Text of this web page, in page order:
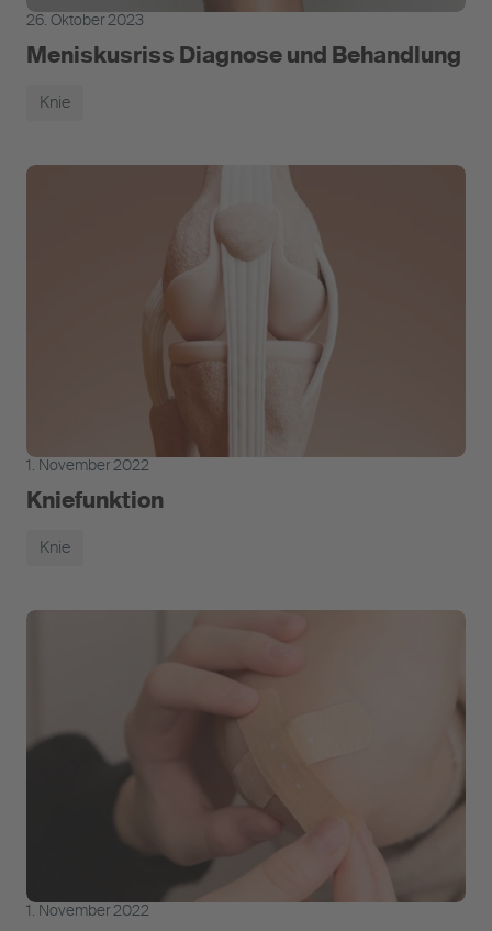
26. Oktober 2023
Meniskusriss Diagnose und Behandlung
Knie
1. November 2022
Kniefunktion
Knie
1. November 2022